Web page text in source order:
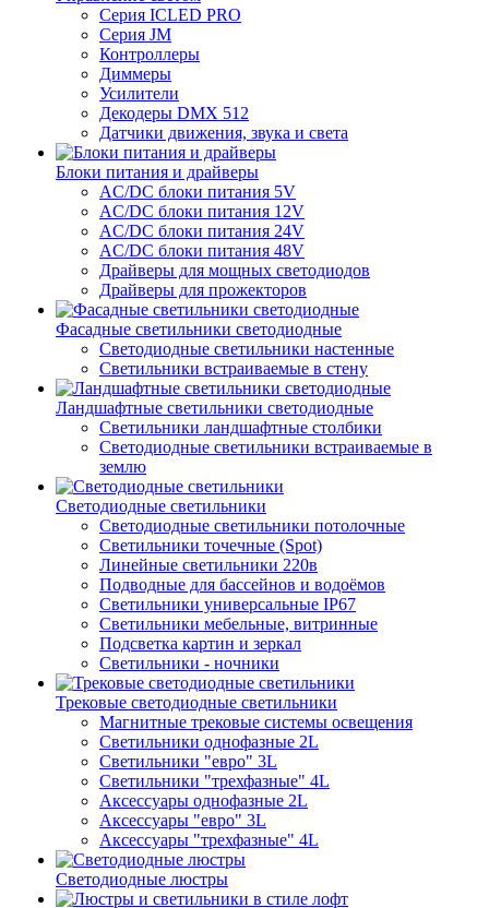
Серия ICLED PRO
Серия JM
Контроллеры
Диммеры
Усилители
Декодеры DMX 512
Датчики движения, звука и света
Блоки питания и драйверы
AC/DC блоки питания 5V
AC/DC блоки питания 12V
AC/DC блоки питания 24V
AC/DC блоки питания 48V
Драйверы для мощных светодиодов
Драйверы для прожекторов
Фасадные светильники светодиодные
Светодиодные светильники настенные
Светильники встраиваемые в стену
Ландшафтные светильники светодиодные
Светильники ландшафтные столбики
Светодиодные светильники встраиваемые в
землю
Светодиодные светильники
Светодиодные светильники потолочные
Светильники точечные (Spot)
Линейные светильники 220в
Подводные для бассейнов и водоёмов
Светильники универсальные IP67
Светильники мебельные, витринные
Подсветка картин и зеркал
Светильники - ночники
Трековые светодиодные светильники
Магнитные трековые системы освещения
Светильники однофазные 2L
Светильники "евро" 3L
Светильники "трехфазные" 4L
Аксессуары однофазные 2L
Аксессуары "евро" 3L
Аксессуары "трехфазные" 4L
Светодиодные люстры